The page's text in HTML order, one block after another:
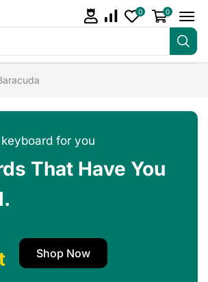
0 0
for you
That Have You
Shop Now